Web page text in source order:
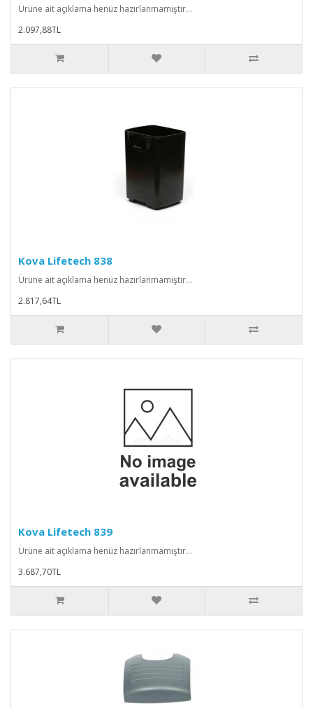
Ürüne ait açıklama henüz hazırlanmamıştır...
2.097,88TL
Kova Lifetech 838
Ürüne ait açıklama henüz hazırlanmamıştır...
2.817,64TL
Kova Lifetech 839
Ürüne ait açıklama henüz hazırlanmamıştır...
3.687,70TL